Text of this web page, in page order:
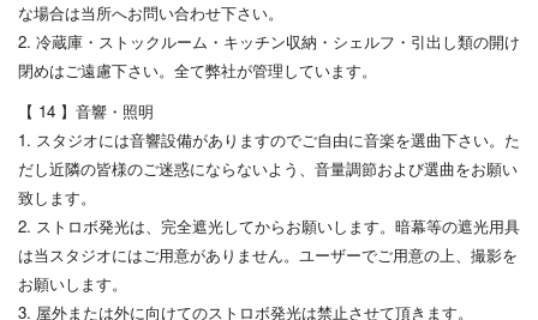
な場合は当所へお問い合わせ下さい。
2. 冷蔵庫・ストックルーム・キッチン収納・シェルフ・引出し類の開け
閉めはご遠慮下さい。全て弊社が管理しています。
【 14 】音響・照明
1. スタジオには音響設備がありますのでご自由に音楽を選曲下さい。た
だし近隣の皆様のご迷惑にならないよう、音量調節および選曲をお願い
致します。
2. ストロボ発光は、完全遮光してからお願いします。暗幕等の遮光用具
は当スタジオにはご用意がありません。ユーザーでご用意の上、撮影を
お願いします。
3. 屋外または外に向けてのストロボ発光は禁止させて頂きます。